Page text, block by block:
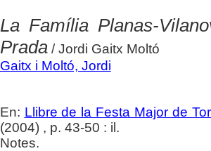
La Família Planas-
Prada/ Jordi Gaitx Moltó
Gaitx i Moltó, Jordi
En: Llibre de la Festa Major de
(2004) , p. 43-50 : il.
Notes.